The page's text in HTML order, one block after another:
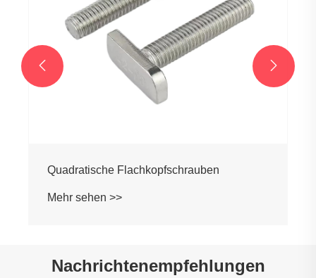
Quadratische Flachkopfschrauben
Mehr sehen >>
 
Nachrichtenempfehlungen